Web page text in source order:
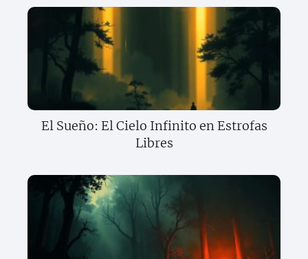
El Sueño: El Cielo Infinito en Estrofas
Libres